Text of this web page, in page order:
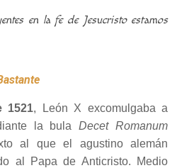
en la fe de Jesucristo estamos
1521, León X excomulgaba a
la bulaDecet Romanum
al que el agustino alemán
al Papa de Anticristo. Medio